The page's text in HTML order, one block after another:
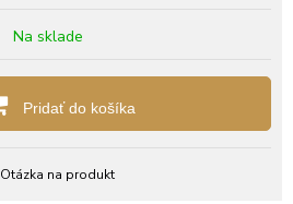
Na sklade
Pridať do košíka
Otázka na produkt